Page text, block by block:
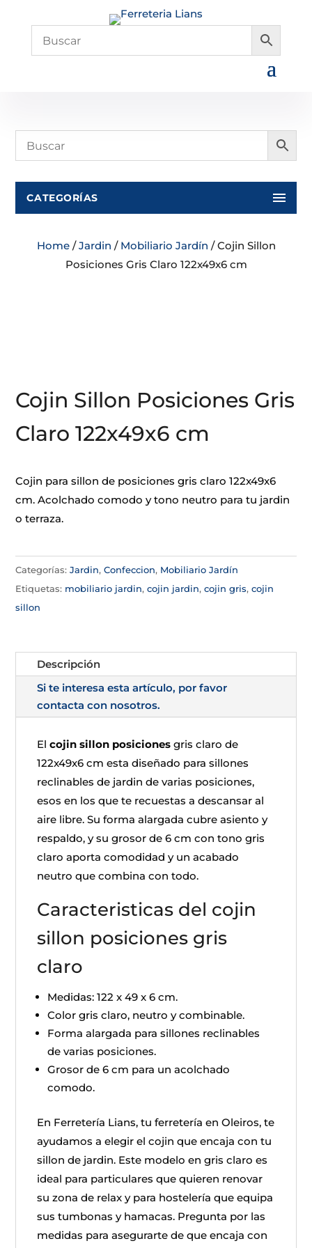
CATEGORÍAS
Home/Jardin / Mobiliario Jardín / Cojin Sillon
Posiciones Gris Claro 122x49x6 cm
Cojin Sillon Posiciones Gris
Claro 122x49x6 cm
Cojin para sillon de posiciones gris claro 122x49x6
cm. Acolchado comodo y tono neutro para tu jardin
o terraza.
Categorías:Jardin,Confeccion, Mobiliario Jardín
Etiquetas: mobiliario jardin,cojin jardin,cojin gris,cojin
sillon
Descripción
Si te interesa esta artículo, por favor
contacta con nosotros.
Elcojin sillon posiciones gris claro de
122x49x6 cm esta diseñado para sillones
reclinables de jardin de varias posiciones,
esos en los que te recuestas a descansar al
aire libre. Su forma alargada cubre asiento y
respaldo, y su grosor de 6 cm con tono gris
claro aporta comodidad y un acabado
neutro que combina con todo.
Caracteristicas del cojin
sillon posiciones gris
claro
Medidas: 122 x 49 x 6 cm.
Color gris claro, neutro y combinable.
Forma alargada para sillones reclinables
de varias posiciones.
Grosor de 6 cm para un acolchado
comodo.
En Ferretería Lians, tu ferretería en Oleiros, te
ayudamos a elegir el cojin que encaja con tu
sillon de jardin. Este modelo en gris claro es
ideal para particulares que quieren renovar
su zona de relax y para hostelería que equipa
sus tumbonas y hamacas. Pregunta por las
medidas para asegurarte de que encaja con